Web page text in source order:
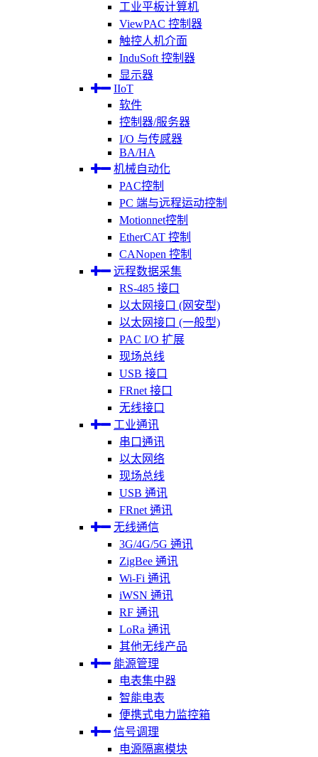
工业平板计算机
ViewPAC 控制器
触控人机介面
InduSoft 控制器
显示器
IIoT
软件
控制器/服务器
I/O 与传感器
BA/HA
机械自动化
PAC控制
PC 端与远程运动控制
Motionnet控制
EtherCAT 控制
CANopen 控制
远程数据采集
RS-485 接口
以太网接口 (网安型)
以太网接口 (一般型)
PAC I/O 扩展
现场总线
USB 接口
FRnet 接口
无线接口
工业通讯
串口通讯
以太网络
现场总线
USB 通讯
FRnet 通讯
无线通信
3G/4G/5G 通讯
ZigBee 通讯
Wi-Fi 通讯
iWSN 通讯
RF 通讯
LoRa 通讯
其他无线产品
能源管理
电表集中器
智能电表
便携式电力监控箱
信号调理
电源隔离模块